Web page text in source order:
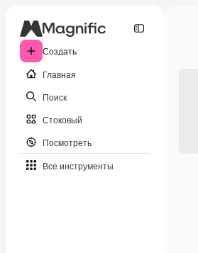
Создать
Главная
Поиск
Стоковый
Посмотреть
Все инструменты